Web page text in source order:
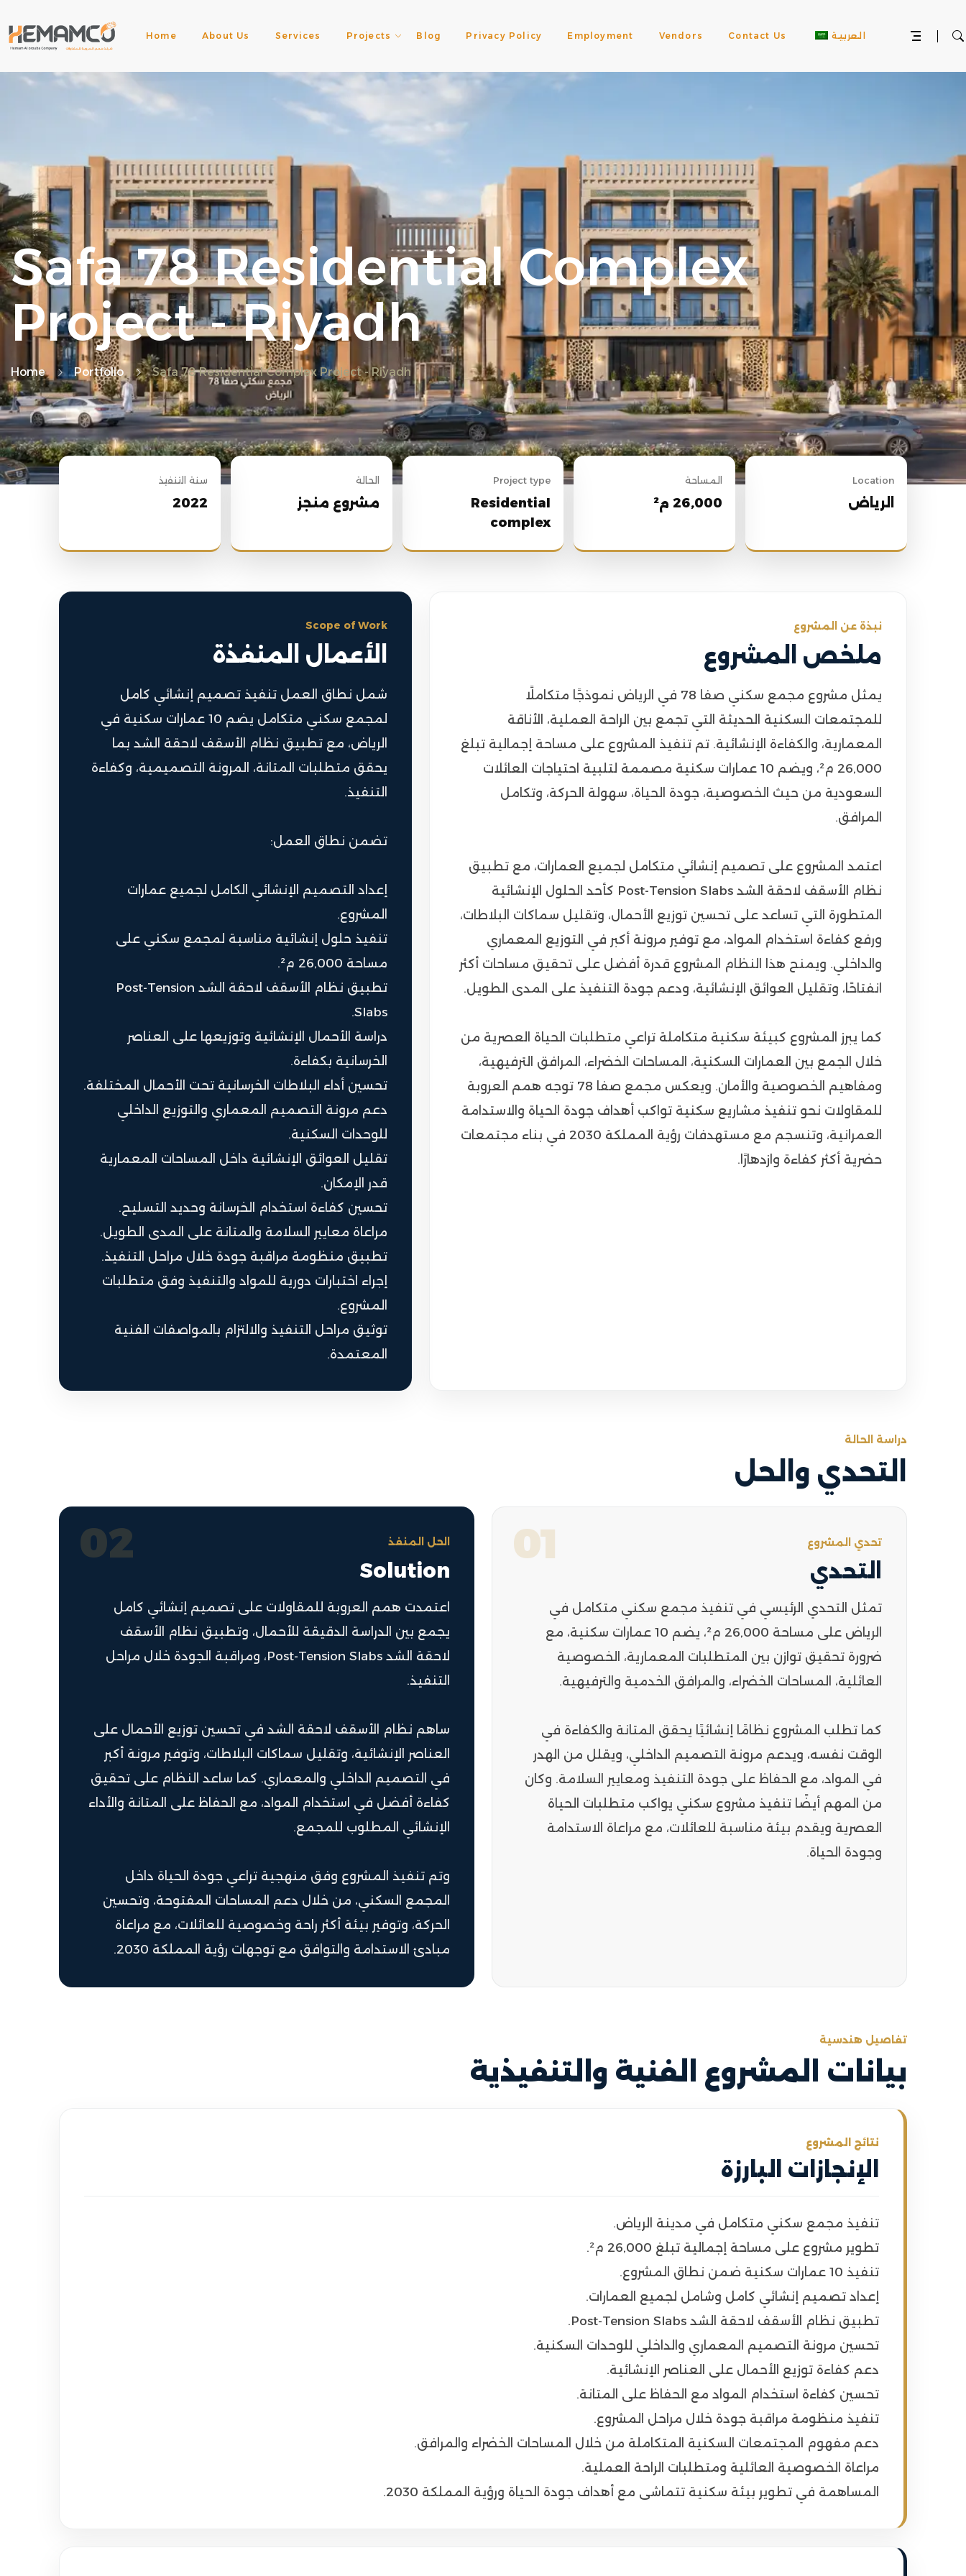
Home About Us Services Projects Blog Privacy Policy Employment Vendors Contact Us العربية
Safa 78 Residential Complex
Project - Riyadh
Home Portfolio Safa 78 Residential Complex Project - Riyadh
Location
الرياض
المساحة
26,000 م²
Project type
Residential
complex
الحالة
مشروع منجز
سنة التنفيذ
2022
نبذة عن المشروع
ملخص المشروع
يمثل مشروع مجمع سكني صفا 78 في الرياض نموذجًا متكاملًا
للمجتمعات السكنية الحديثة التي تجمع بين الراحة العملية، الأناقة
المعمارية، والكفاءة الإنشائية. تم تنفيذ المشروع على مساحة إجمالية تبلغ
26,000 م²، ويضم 10 عمارات سكنية مصممة لتلبية احتياجات العائلات
السعودية من حيث الخصوصية، جودة الحياة، سهولة الحركة، وتكامل
المرافق.
اعتمد المشروع على تصميم إنشائي متكامل لجميع العمارات، مع تطبيق
نظام الأسقف لاحقة الشد Post-Tension Slabs كأحد الحلول الإنشائية
المتطورة التي تساعد على تحسين توزيع الأحمال، وتقليل سماكات البلاطات،
ورفع كفاءة استخدام المواد، مع توفير مرونة أكبر في التوزيع المعماري
والداخلي. ويمنح هذا النظام المشروع قدرة أفضل على تحقيق مساحات أكثر
انفتاحًا، وتقليل العوائق الإنشائية، ودعم جودة التنفيذ على المدى الطويل.
كما يبرز المشروع كبيئة سكنية متكاملة تراعي متطلبات الحياة العصرية من
خلال الجمع بين العمارات السكنية، المساحات الخضراء، المرافق الترفيهية،
ومفاهيم الخصوصية والأمان. ويعكس مجمع صفا 78 توجه همم العروبة
للمقاولات نحو تنفيذ مشاريع سكنية تواكب أهداف جودة الحياة والاستدامة
العمرانية، وتنسجم مع مستهدفات رؤية المملكة 2030 في بناء مجتمعات
حضرية أكثر كفاءة وازدهارًا.
Scope of Work
الأعمال المنفذة
شمل نطاق العمل تنفيذ تصميم إنشائي كامل
لمجمع سكني متكامل يضم 10 عمارات سكنية في
الرياض، مع تطبيق نظام الأسقف لاحقة الشد بما
يحقق متطلبات المتانة، المرونة التصميمية، وكفاءة
التنفيذ.
تضمن نطاق العمل:
إعداد التصميم الإنشائي الكامل لجميع عمارات
المشروع.
تنفيذ حلول إنشائية مناسبة لمجمع سكني على
مساحة 26,000 م².
تطبيق نظام الأسقف لاحقة الشد Post-Tension
Slabs.
دراسة الأحمال الإنشائية وتوزيعها على العناصر
الخرسانية بكفاءة.
تحسين أداء البلاطات الخرسانية تحت الأحمال المختلفة.
دعم مرونة التصميم المعماري والتوزيع الداخلي
للوحدات السكنية.
تقليل العوائق الإنشائية داخل المساحات المعمارية
قدر الإمكان.
تحسين كفاءة استخدام الخرسانة وحديد التسليح.
مراعاة معايير السلامة والمتانة على المدى الطويل.
تطبيق منظومة مراقبة جودة خلال مراحل التنفيذ.
إجراء اختبارات دورية للمواد والتنفيذ وفق متطلبات
المشروع.
توثيق مراحل التنفيذ والالتزام بالمواصفات الفنية
المعتمدة.
دراسة الحالة
التحدي والحل
01 تحدي المشروع
التحدي
تمثل التحدي الرئيسي في تنفيذ مجمع سكني متكامل في
الرياض على مساحة 26,000 م²، يضم 10 عمارات سكنية، مع
ضرورة تحقيق توازن بين المتطلبات المعمارية، الخصوصية
العائلية، المساحات الخضراء، والمرافق الخدمية والترفيهية.
كما تطلب المشروع نظامًا إنشائيًا يحقق المتانة والكفاءة في
الوقت نفسه، ويدعم مرونة التصميم الداخلي، ويقلل من الهدر
في المواد، مع الحفاظ على جودة التنفيذ ومعايير السلامة. وكان
من المهم أيضًا تنفيذ مشروع سكني يواكب متطلبات الحياة
العصرية ويقدم بيئة مناسبة للعائلات، مع مراعاة الاستدامة
وجودة الحياة.
02 الحل المنفذ
Solution
اعتمدت همم العروبة للمقاولات على تصميم إنشائي كامل
يجمع بين الدراسة الدقيقة للأحمال، وتطبيق نظام الأسقف
لاحقة الشد Post-Tension Slabs، ومراقبة الجودة خلال مراحل
التنفيذ.
ساهم نظام الأسقف لاحقة الشد في تحسين توزيع الأحمال على
العناصر الإنشائية، وتقليل سماكات البلاطات، وتوفير مرونة أكبر
في التصميم الداخلي والمعماري. كما ساعد النظام على تحقيق
كفاءة أفضل في استخدام المواد، مع الحفاظ على المتانة والأداء
الإنشائي المطلوب للمجمع.
وتم تنفيذ المشروع وفق منهجية تراعي جودة الحياة داخل
المجمع السكني، من خلال دعم المساحات المفتوحة، وتحسين
الحركة، وتوفير بيئة أكثر راحة وخصوصية للعائلات، مع مراعاة
مبادئ الاستدامة والتوافق مع توجهات رؤية المملكة 2030.
تفاصيل هندسية
بيانات المشروع الفنية والتنفيذية
نتائج المشروع
الإنجازات البارزة
تنفيذ مجمع سكني متكامل في مدينة الرياض.
تطوير مشروع على مساحة إجمالية تبلغ 26,000 م².
تنفيذ 10 عمارات سكنية ضمن نطاق المشروع.
إعداد تصميم إنشائي كامل وشامل لجميع العمارات.
تطبيق نظام الأسقف لاحقة الشد Post-Tension Slabs.
تحسين مرونة التصميم المعماري والداخلي للوحدات السكنية.
دعم كفاءة توزيع الأحمال على العناصر الإنشائية.
تحسين كفاءة استخدام المواد مع الحفاظ على المتانة.
تنفيذ منظومة مراقبة جودة خلال مراحل المشروع.
دعم مفهوم المجتمعات السكنية المتكاملة من خلال المساحات الخضراء والمرافق.
مراعاة الخصوصية العائلية ومتطلبات الراحة العملية.
المساهمة في تطوير بيئة سكنية تتماشى مع أهداف جودة الحياة ورؤية المملكة 2030.